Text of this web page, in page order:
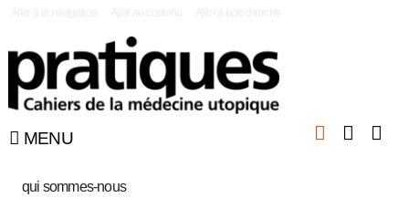
MENU
qui sommes-nous